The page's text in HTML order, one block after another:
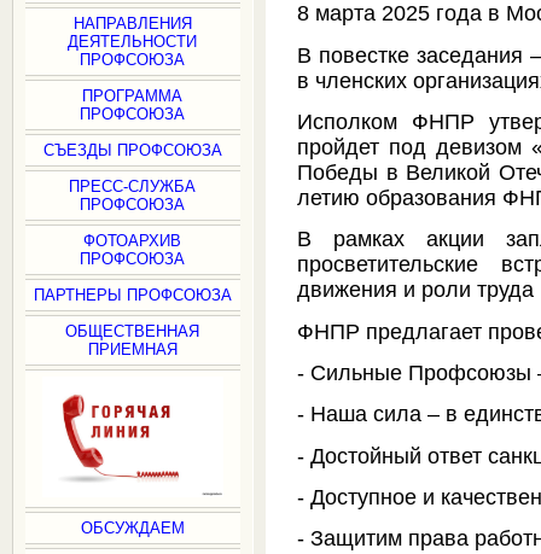
НАПРАВЛЕНИЯ
ДЕЯТЕЛЬНОСТИ
ПРОФСОЮЗА
ПРОГРАММА
ПРОФСОЮЗА
СЪЕЗДЫ ПРОФСОЮЗА
ПРЕСС-СЛУЖБА
ПРОФСОЮЗА
ФОТОАРХИВ
ПРОФСОЮЗА
ПАРТНЕРЫ ПРОФСОЮЗА
ОБЩЕСТВЕННАЯ
ПРИЕМНАЯ
ОБСУЖДАЕМ
8 марта 2025 года в
В повестке заседания
в членских
Исполком ФНПР
пройдет под девизом
Победы в Великой
летию образования
В рамках акции
просветительские
движения и роли
ФНПР предлагает
- Сильные Профсоюзы
- Наша сила – в
- Достойный ответ
- Доступное и
- Защитим права